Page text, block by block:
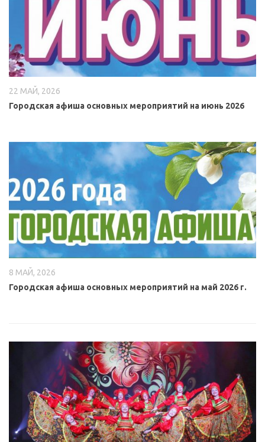
22 МАЙ, 2026
Городская афиша основных мероприятий на июнь 2026
8 МАЙ, 2026
Городская афиша основных мероприятий на май 2026 г.